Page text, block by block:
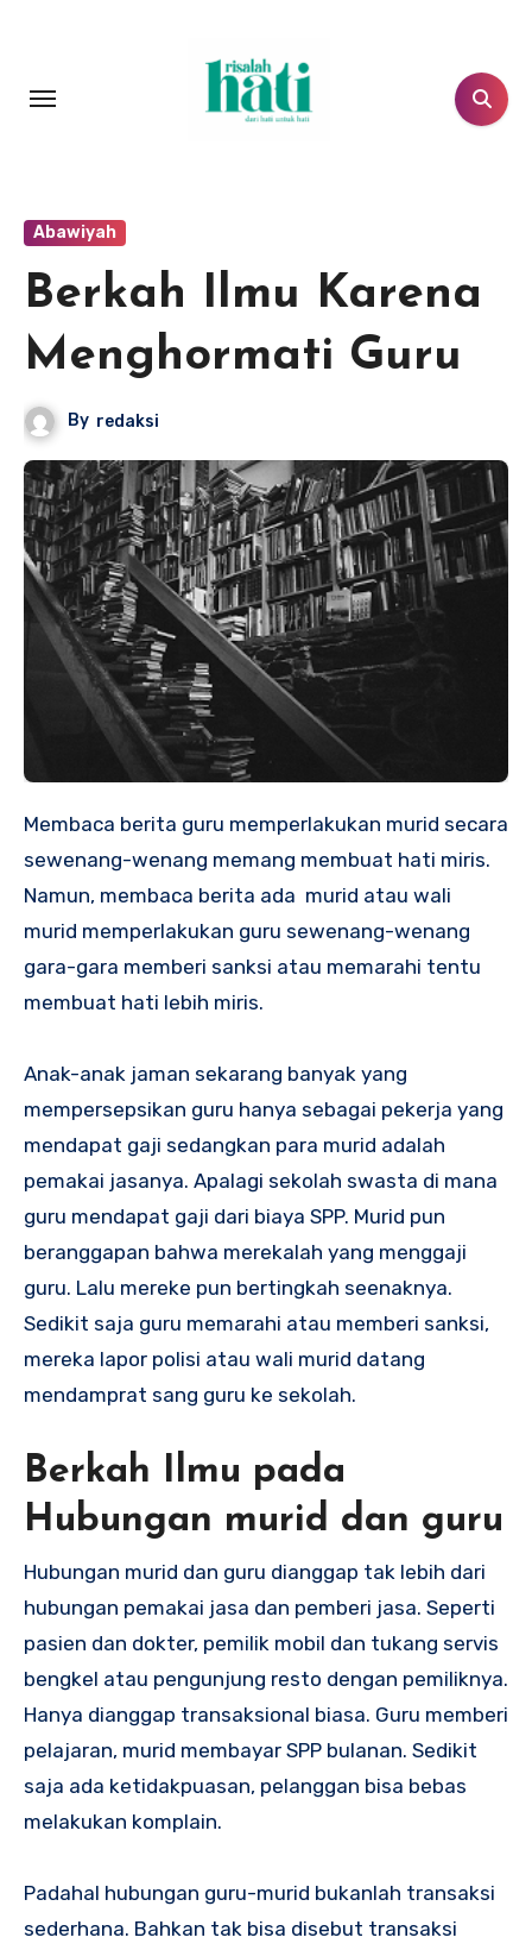
Abawiyah
Berkah Ilmu Karena
Menghormati Guru
By redaksi
Membaca berita guru memperlakukan murid secara
sewenang-wenang memang membuat hati miris.
Namun, membaca berita ada murid atau wali
murid memperlakukan guru sewenang-wenang
gara-gara memberi sanksi atau memarahi tentu
membuat hati lebih miris.
Anak-anak jaman sekarang banyak yang
mempersepsikan guru hanya sebagai pekerja yang
mendapat gaji sedangkan para murid adalah
pemakai jasanya. Apalagi sekolah swasta di mana
guru mendapat gaji dari biaya SPP. Murid pun
beranggapan bahwa merekalah yang menggaji
guru. Lalu mereke pun bertingkah seenaknya.
Sedikit saja guru memarahi atau memberi sanksi,
mereka lapor polisi atau wali murid datang
mendamprat sang guru ke sekolah.
Berkah Ilmu pada
Hubungan murid dan guru
Hubungan murid dan guru dianggap tak lebih dari
hubungan pemakai jasa dan pemberi jasa. Seperti
pasien dan dokter, pemilik mobil dan tukang servis
bengkel atau pengunjung resto dengan pemiliknya.
Hanya dianggap transaksional biasa. Guru memberi
pelajaran, murid membayar SPP bulanan. Sedikit
saja ada ketidakpuasan, pelanggan bisa bebas
melakukan komplain.
Padahal hubungan guru-murid bukanlah transaksi
sederhana. Bahkan tak bisa disebut transaksi